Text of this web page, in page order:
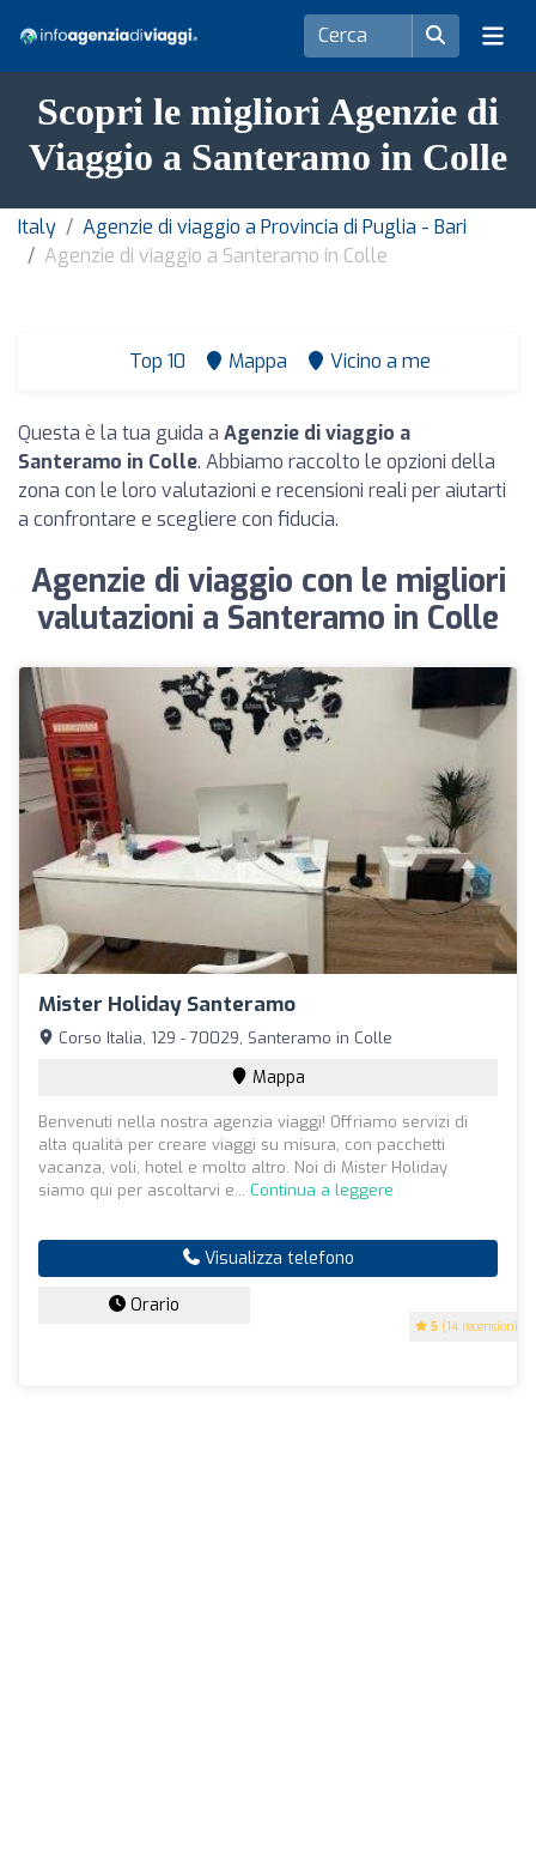
Scopri le migliori Agenzie di
Viaggio a Santeramo in Colle
Italy
Agenzie di viaggio a Provincia di Puglia - Bari
Agenzie di viaggio a Santeramo in Colle
Top 10 Mappa Vicino a me
Questa è la tua guida a Agenzie di viaggio a
Santeramo in Colle. Abbiamo raccolto le opzioni della
zona con le loro valutazioni e recensioni reali per aiutarti
a confrontare e scegliere con fiducia.
Agenzie di viaggio con le migliori
valutazioni a Santeramo in Colle
Mister Holiday Santeramo
5 (14 recensioni)
Corso Italia, 129 - 70029, Santeramo in Colle
Mappa
Benvenuti nella nostra agenzia viaggi! Offriamo servizi di
alta qualità per creare viaggi su misura, con pacchetti
vacanza, voli, hotel e molto altro. Noi di Mister Holiday
siamo qui per ascoltarvi e... Continua a leggere
Visualizza telefono
Orario